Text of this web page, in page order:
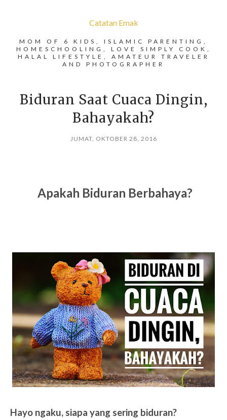
Catatan Emak
MOM OF 6 KIDS, ISLAMIC PARENTING,
HOMESCHOOLING, LOVE SIMPLY COOK,
HALAL LIFESTYLE, AMATEUR TRAVELER
AND PHOTOGRAPHER
Biduran Saat Cuaca Dingin,
Bahayakah?
JUMAT, OKTOBER 28, 2016
Apakah Biduran Berbahaya?
Hayo ngaku, siapa yang sering biduran?